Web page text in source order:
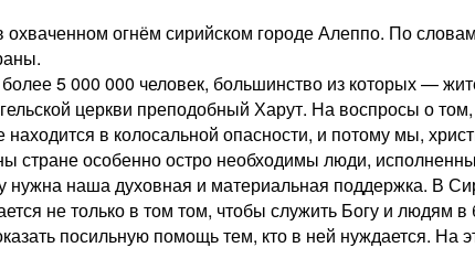
протестантской
церкви
покинуть
церковь
в
сирийском
городе
огнём сирийском городе Алеппо. По
5 000 000 человек, большинство из которых —
церкви преподобный Харут. На воспросы о
в колосальной опасности, и потому мы,
стране особенно остро необходимы люди,
наша духовная и материальная поддержка. В
не только в том том, чтобы служить Богу и людям
посильную помощь тем, кто в ней нуждается. На